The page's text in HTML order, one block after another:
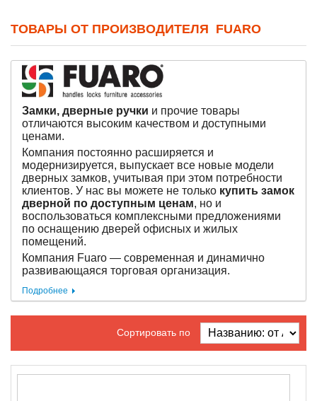
ТОВАРЫ ОТ ПРОИЗВОДИТЕЛЯ FUARO
Замки, дверные ручки и прочие товары
отличаются высоким качеством и доступными
ценами.
Компания постоянно расширяется и
модернизируется, выпускает все новые модели
дверных замков, учитывая при этом потребности
клиентов. У нас вы можете не только купить замок
дверной по доступным ценам, но и
воспользоваться комплексными предложениями
по оснащению дверей офисных и жилых
помещений.
Компания Fuaro — современная и динамично
развивающаяся торговая организация.
Подробнее
Сортировать по